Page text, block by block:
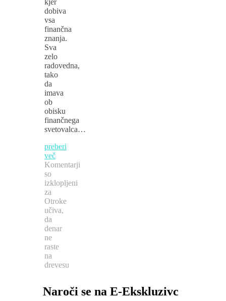
kjer
dobiva
vsa
finančna
znanja.
Sva
zelo
radovedna,
tako
da
imava
ob
obisku
finančnega
svetovalca…
preberi
več
Komentarji
so
izklopljeni
za
Otroke
učiva,
da
denar
ne
raste
na
drevesu
Naroči se na E-Ekskluzivc